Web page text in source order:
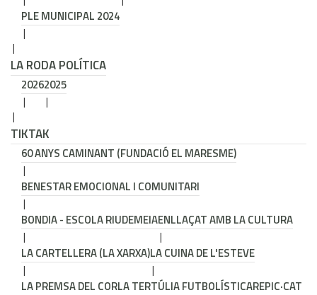
PLE MUNICIPAL 2024
LA RODA POLÍTICA
20262025
TIKTAK
60 ANYS CAMINANT (FUNDACIÓ EL MARESME)
BENESTAR EMOCIONAL I COMUNITARI
BONDIA - ESCOLA RIUDEMEIAENLLAÇAT AMB LA CULTURA
LA CARTELLERA (LA XARXA)LA CUINA DE L'ESTEVE
LA PREMSA DEL CORLA TERTÚLIA FUTBOLÍSTICAREPIC·CAT